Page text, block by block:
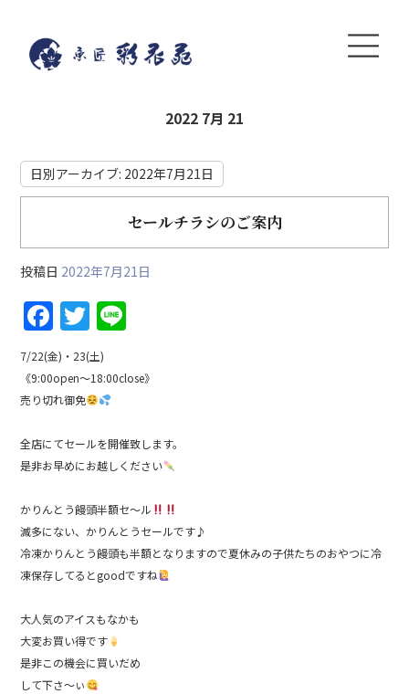
2022 7月 21
日別アーカイブ: 2022年7月21日
セールチラシのご案内
投稿日 2022年7月21日
F
a
c
e
b
o
k
T
w
itt
er
e
7/22(金)・23(土)
《9:00open～18:00close》
売り切れ御免
全店にてセールを開催致します。
是非お早めにお越しください
かりんとう饅頭半額セ～ル
滅多にない、かりんとうセールです♪
冷凍かりんとう饅頭も半額となりますので夏休みの子供たちのおやつに冷
凍保存してるとgoodですね
大人気のアイスもなかも
大変お買い得です
是非この機会に買いだめ
して下さ～ぃ